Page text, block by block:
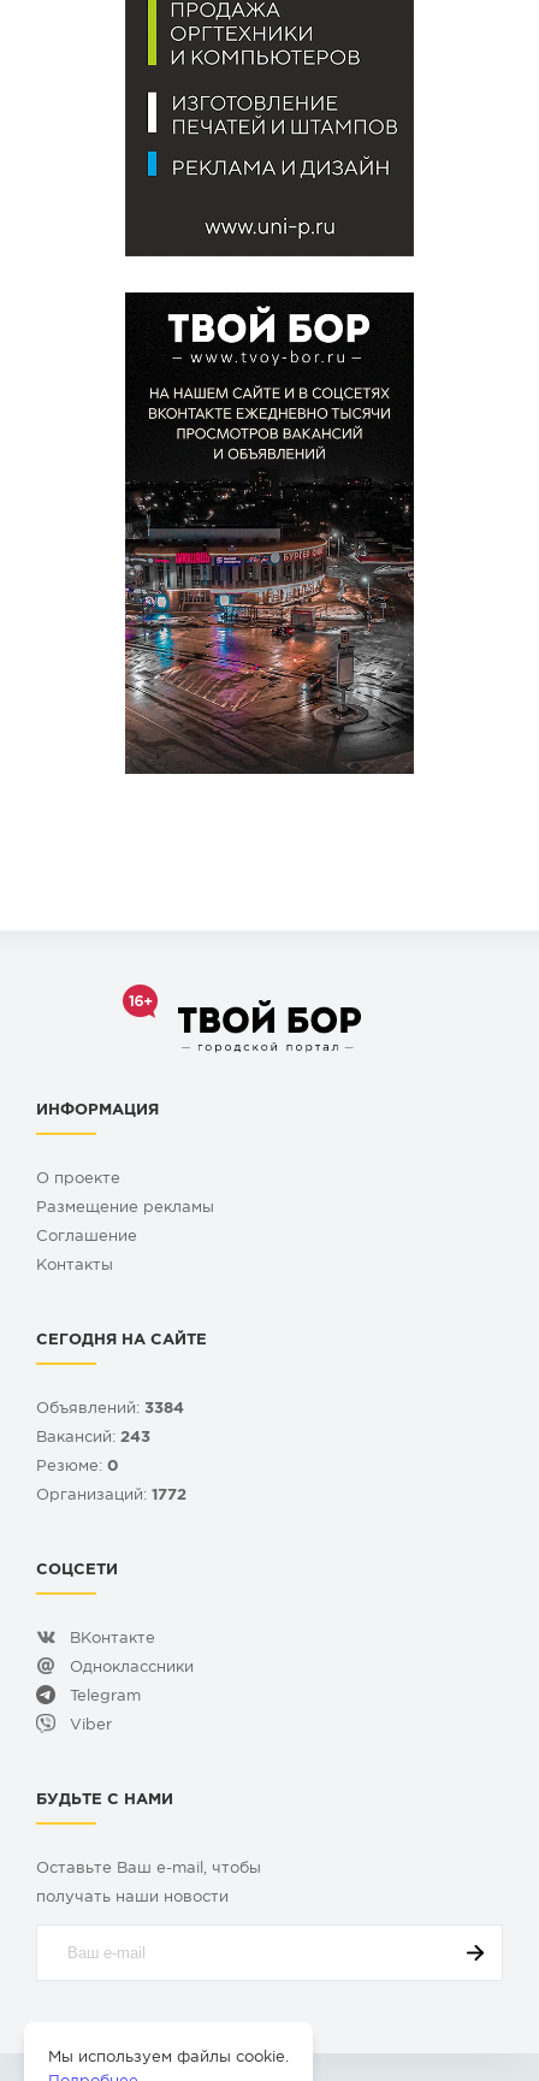
ИНФОРМАЦИЯ
О проекте
Размещение рекламы
Cоглашение
Контакты
СЕГОДНЯ НА САЙТЕ
Объявлений: 3384
Вакансий: 243
Резюме: 0
Организаций: 1772
СОЦСЕТИ
ВКонтакте
Одноклассники
Telegram
Viber
БУДЬТЕ С НАМИ
Оставьте Ваш e-mail, чтобы
получать наши новости
Мы используем файлы cookie.